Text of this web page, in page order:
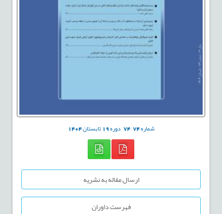
شماره74
,
74 دوره19تابستان1404
ارسال مقاله به نشریه
فهرست داوران